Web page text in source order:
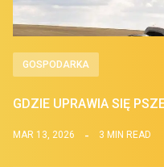
GOSPODARKA
GDZIE UPRAWIA SIĘ
MAR 13, 2026 3 MIN READ